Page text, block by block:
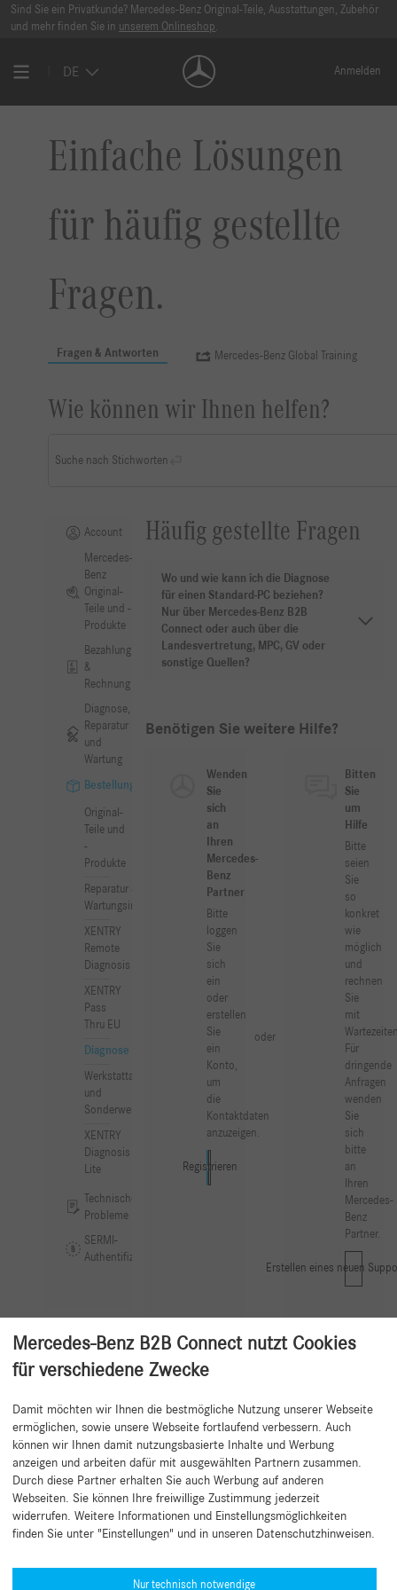
Sind Sie ein Privatkunde? Mercedes-Benz Original-Teile, Ausstattungen, Zubehör
und mehr finden Sie in unserem Onlineshop.
DE Anmelden
Einfache Lösungen
für häufig gestellte
Fragen.
Fragen & Antworten Mercedes-Benz Global Training
Wie können wir Ihnen helfen?
Suche nach Stichworten
Account
Mercedes-
Benz
Original-
Teile und -
Produkte
Bezahlung
&
Rechnung
Diagnose,
Reparatur
und
Wartung
Bestellung
Original-
Teile und
-
Produkte
Reparatur &
Wartungsinformation
XENTRY
Remote
Diagnosis
XENTRY
Pass
Thru EU
Diagnose
Werkstattausrüstung
und
Sonderwerkzeuge
XENTRY
Diagnosis
Lite
Technische
Probleme
SERMI-
Authentifizierung
Häufig gestellte Fragen
Wo und wie kann ich die Diagnose
für einen Standard-PC beziehen?
Nur über Mercedes-Benz B2B
Connect oder auch über die
Landesvertretung, MPC, GV oder
sonstige Quellen?
Benötigen Sie weitere Hilfe?
Wenden
Sie
sich
an
Ihren
Mercedes-
Benz
Partner
Bitte
loggen
Sie
sich
ein
oder
erstellen
Sie
ein
Konto,
um
die
Kontaktdaten
anzuzeigen.
Anmelden
Registrieren
oder
Bitten
Sie
um
Hilfe
Bitte
seien
Sie
so
konkret
wie
möglich
und
rechnen
Sie
mit
Für
dringende
Anfragen
wenden
Sie
sich
bitte
an
Ihren
Mercedes-
Benz
Partner.
Erstellen eines neuen
Mercedes-Benz B2B Connect nutzt Cookies
für verschiedene Zwecke
Damit möchten wir Ihnen die bestmögliche Nutzung unserer Webseite
ermöglichen, sowie unsere Webseite fortlaufend verbessern. Auch
können wir Ihnen damit nutzungsbasierte Inhalte und Werbung
anzeigen und arbeiten dafür mit ausgewählten Partnern zusammen.
Durch diese Partner erhalten Sie auch Werbung auf anderen
Webseiten. Sie können Ihre freiwillige Zustimmung jederzeit
widerrufen. Weitere Informationen und Einstellungsmöglichkeiten
finden Sie unter "Einstellungen" und in unseren Datenschutzhinweisen.
Nur technisch notwendige
Zurück zum Anfang
Hilfe benötigt?
Mercedes-Benz Global Training